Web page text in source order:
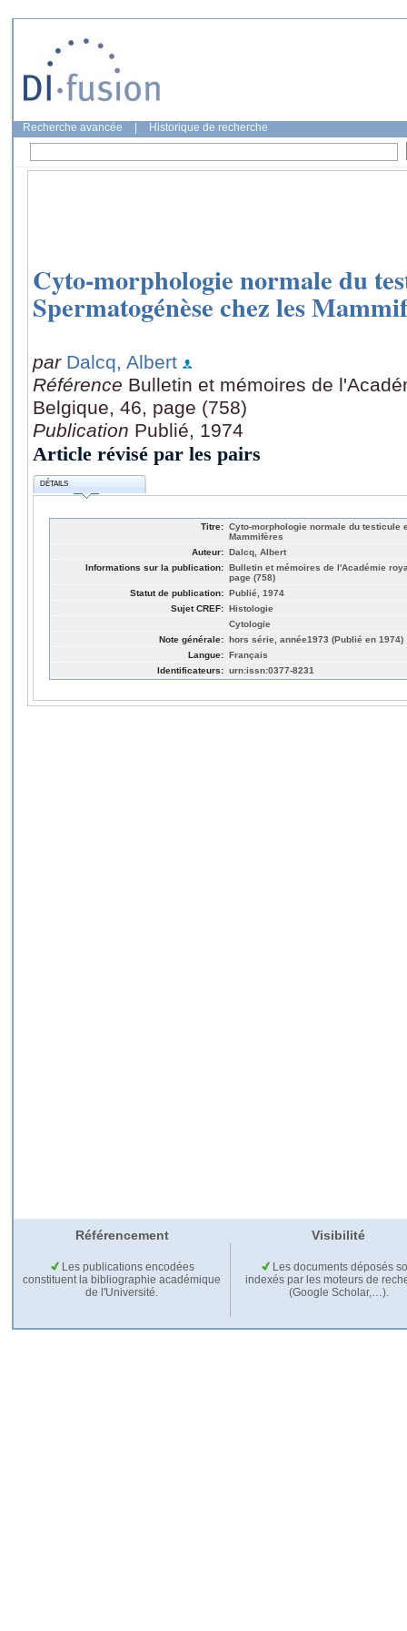
Recherche avancée Historique de recherche
Cyto-morphologie normale du
Spermatogénèse chez les
par Dalcq, Albert
Référence Bulletin et mémoires de
Belgique, 46, page (758)
Publication Publié, 1974
Article révisé par les pairs
DÉTAILS
Titre: Cyto-morphologie normale du testicule
Mammifères
Auteur: Dalcq, Albert
Informations sur la publication: Bulletin et mémoires de l'Académie
page (758)
Statut de publication: Publié, 1974
Sujet CREF: Histologie
Cytologie
Note générale: hors série, année1973 (Publié en 1974)
Langue: Français
Identificateurs: urn:issn:0377-8231
Référencement Visibilité
Les publications encodées
constituent la bibliographie académique
de l'Université.
Les documents déposés
indexés par les moteurs de
(Google Scholar,…).